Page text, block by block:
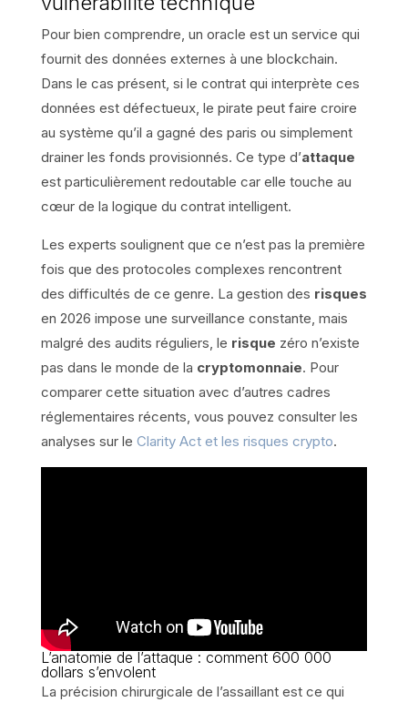
Pour bien comprendre, un oracle est un service qui
fournit des données externes à une blockchain.
Dans le cas présent, si le contrat qui interprète ces
données est défectueux, le pirate peut faire croire
au système qu’il a gagné des paris ou simplement
drainer les fonds provisionnés. Ce type d’attaque
est particulièrement redoutable car elle touche au
cœur de la logique du contrat intelligent.
Les experts soulignent que ce n’est pas la première
fois que des protocoles complexes rencontrent
des difficultés de ce genre. La gestion des risques
en 2026 impose une surveillance constante, mais
malgré des audits réguliers, le risque zéro n’existe
pas dans le monde de la cryptomonnaie. Pour
comparer cette situation avec d’autres cadres
réglementaires récents, vous pouvez consulter les
analyses sur le Clarity Act et les risques crypto.
L’anatomie de l’attaque : comment 600 000
dollars s’envolent
La précision chirurgicale de l’assaillant est ce qui